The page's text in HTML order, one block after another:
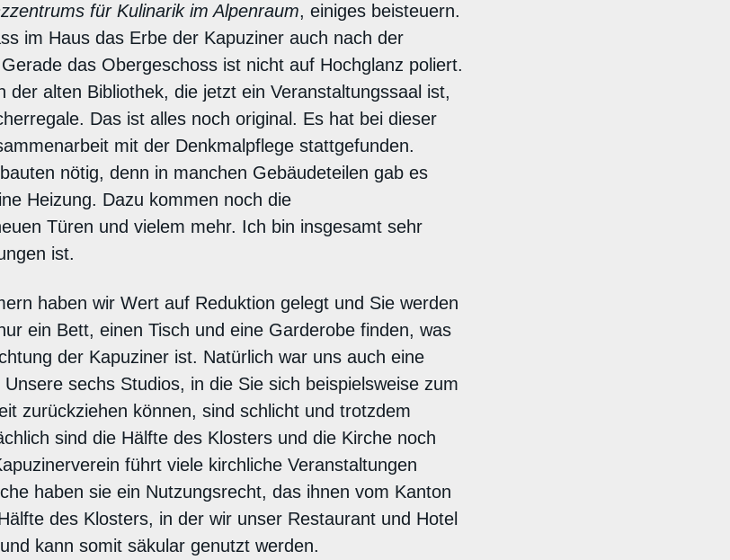
für Kulinarik im Alpenraum, einiges beisteuern.
im Haus das Erbe der Kapuziner auch nach der
das Obergeschoss ist nicht auf Hochglanz poliert.
der alten Bibliothek, die jetzt ein Veranstaltungssaal ist,
Das ist alles noch original. Es hat bei dieser
mit der Denkmalpflege stattgefunden.
nötig, denn in manchen Gebäudeteilen gab es
Heizung. Dazu kommen noch die
Türen und vielem mehr. Ich bin insgesamt sehr
ist.
haben wir Wert auf Reduktion gelegt und Sie werden
ein Bett, einen Tisch und eine Garderobe finden, was
der Kapuziner ist. Natürlich war uns auch eine
sechs Studios, in die Sie sich beispielsweise zum
zurückziehen können, sind schlicht und trotzdem
sind die Hälfte des Klosters und die Kirche noch
führt viele kirchliche Veranstaltungen
haben sie ein Nutzungsrecht, das ihnen vom Kanton
des Klosters, in der wir unser Restaurant und Hotel
kann somit säkular genutzt werden.